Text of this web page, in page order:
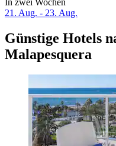
In zwei Wochen
21. Aug. - 23. Aug.
Günstige Hotels
Malapesquera